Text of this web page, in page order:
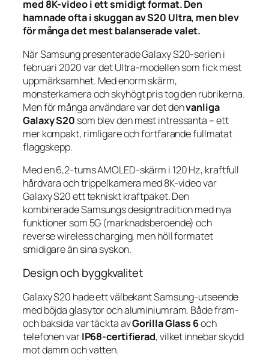
med 8K-video i ett smidigt format. Den
hamnade ofta i skuggan av S20 Ultra, men blev
för många det mest balanserade valet.
När Samsung presenterade Galaxy S20-serien i
februari 2020 var det Ultra-modellen som fick mest
uppmärksamhet. Med enorm skärm,
monsterkamera och skyhögt pris tog den rubrikerna.
Men för många användare var det denvanliga
Galaxy S20 som blev den mest intressanta – ett
mer kompakt, rimligare och fortfarande fullmatat
flaggskepp.
Med en 6,2-tums AMOLED-skärm i 120 Hz, kraftfull
hårdvara och trippelkamera med 8K-video var
Galaxy S20 ett tekniskt kraftpaket. Den
kombinerade Samsungs designtradition med nya
funktioner som 5G (marknadsberoende) och
reverse wireless charging, men höll formatet
smidigare än sina syskon.
Design och byggkvalitet
Galaxy S20 hade ett välbekant Samsung-utseende
med böjda glasytor och aluminiumram. Både fram-
och baksida var täckta avGorilla Glass 6och
telefonen varIP68-certifierad, vilket innebar skydd
mot damm och vatten.